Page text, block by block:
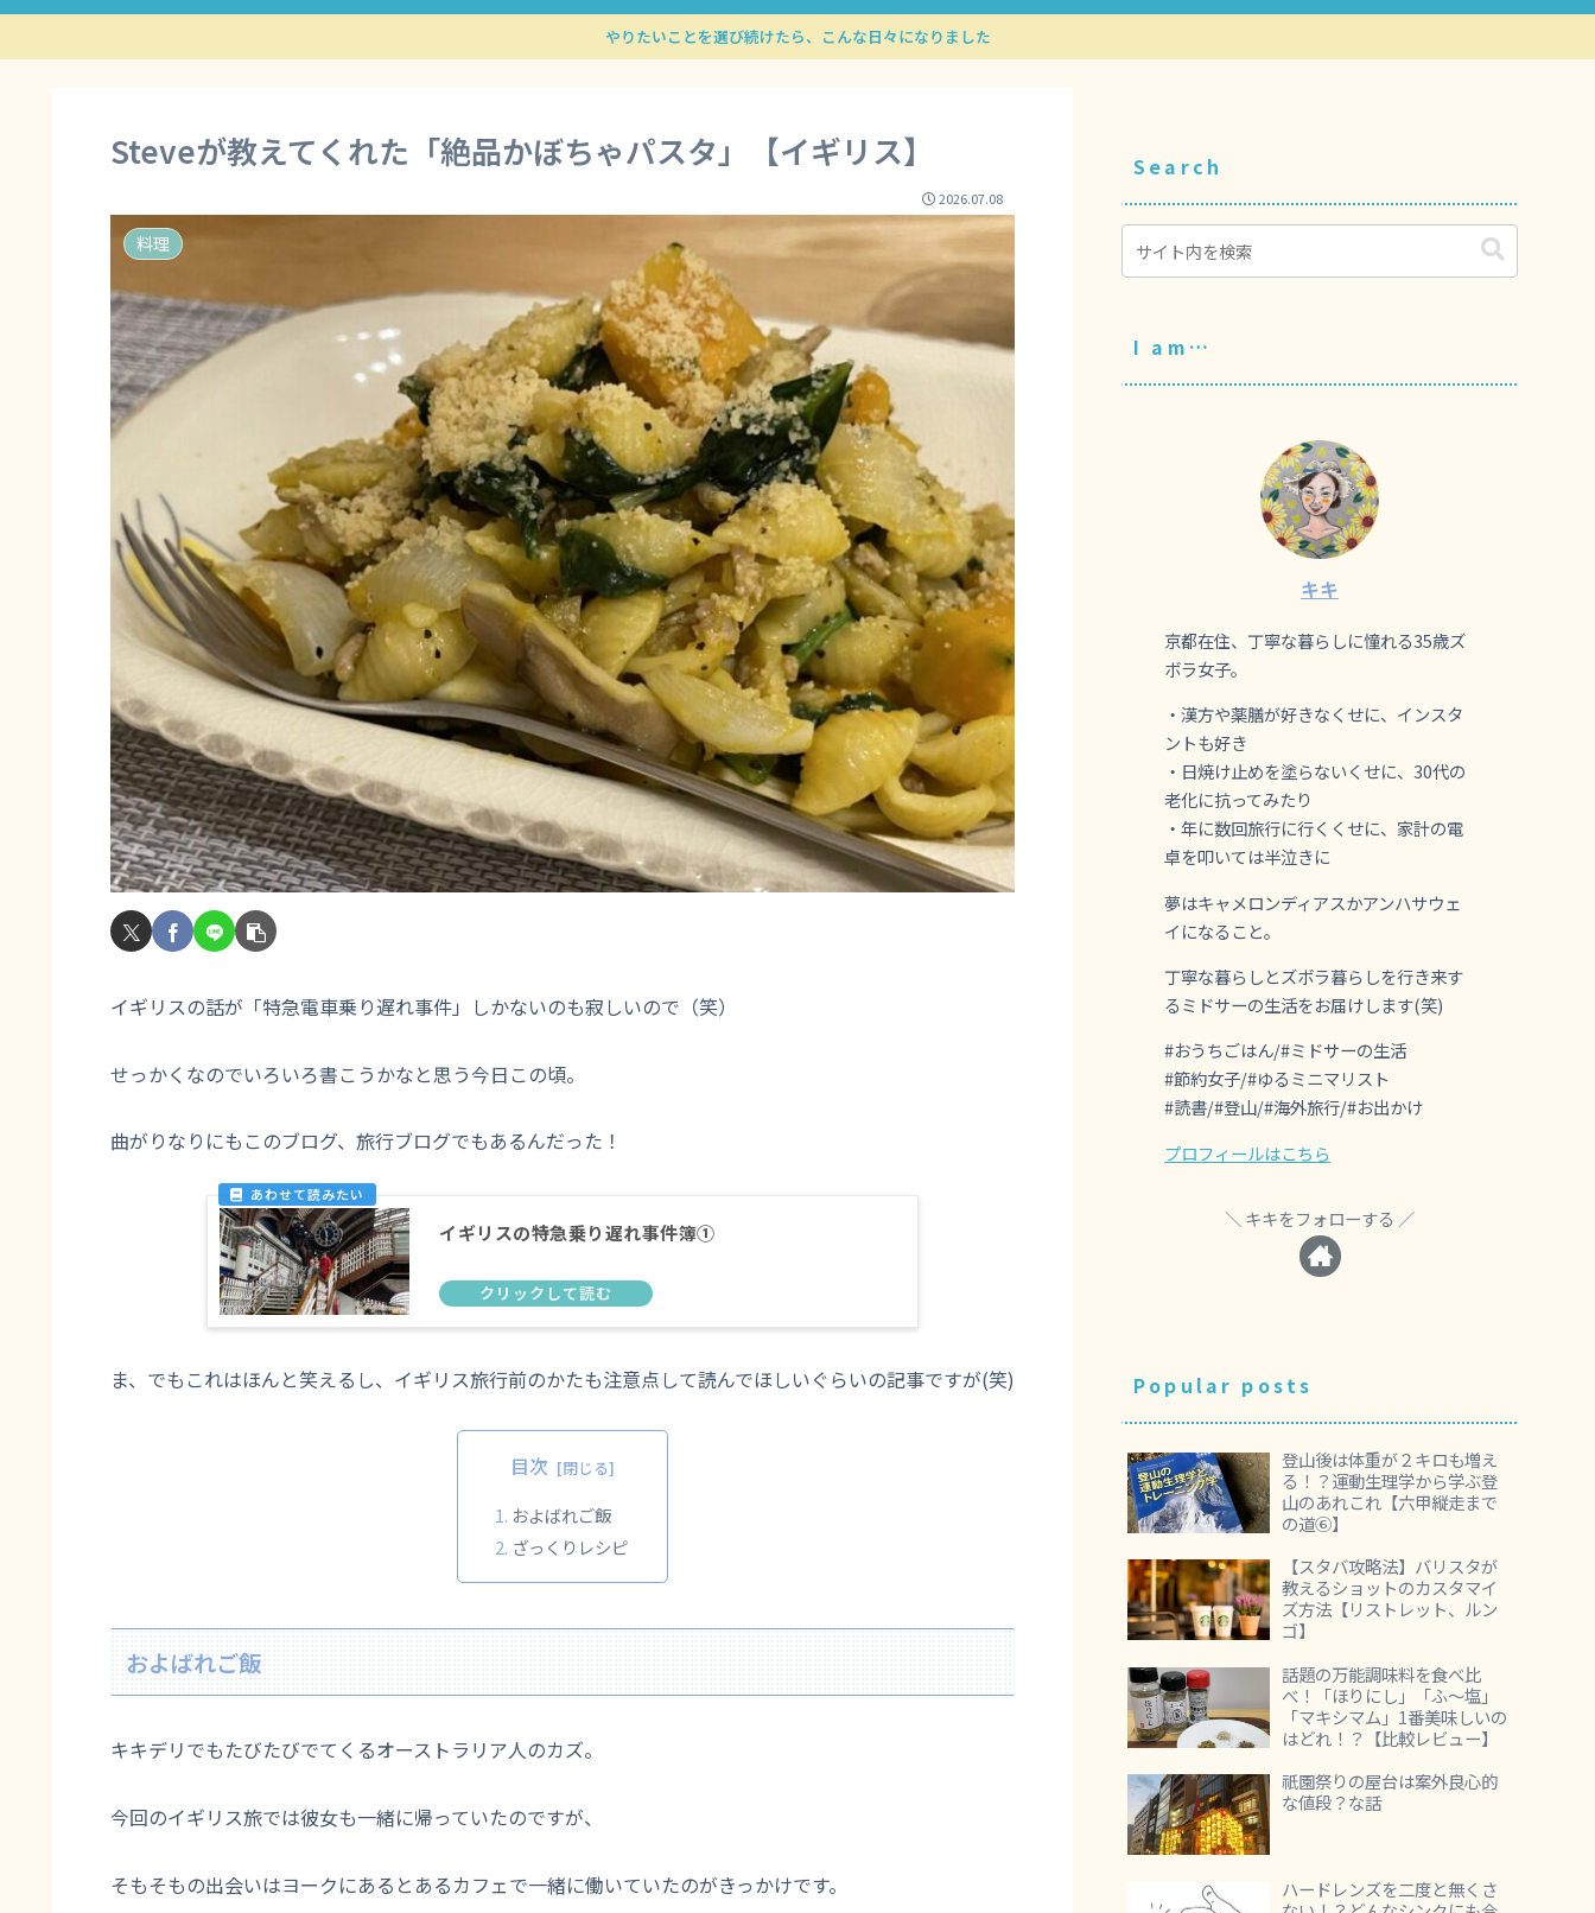
やりたいことを選び続けたら、こんな日々になりました
Steveが教えてくれた「絶品かぼちゃパスタ」【イギリス】
2026.07.08
料理
イギリスの話が「特急電車乗り遅れ事件」しかないのも寂しいので（笑）
せっかくなのでいろいろ書こうかなと思う今日この頃。
曲がりなりにもこのブログ、旅行ブログでもあるんだった！
イギリスの特急乗り遅れ事件簿①
ま、でもこれはほんと笑えるし、イギリス旅行前のかたも注意点して読んでほしいぐらいの記事ですが(笑)
目次
およばれご飯
ざっくりレシピ
およばれご飯
キキデリでもたびたびでてくるオーストラリア人のカズ。
今回のイギリス旅では彼女も一緒に帰っていたのですが、
そもそもの出会いはヨークにあるとあるカフェで一緒に働いていたのがきっかけです。
Search
I am…
キキ
京都在住、丁寧な暮らしに憧れる35歳ズ
ボラ女子。
・漢方や薬膳が好きなくせに、インスタ
ントも好き
・日焼け止めを塗らないくせに、30代の
老化に抗ってみたり
・年に数回旅行に行くくせに、家計の電
卓を叩いては半泣きに
夢はキャメロンディアスかアンハサウェ
イになること。
丁寧な暮らしとズボラ暮らしを行き来す
るミドサーの生活をお届けします(笑)
#おうちごはん/#ミドサーの生活
#節約女子/#ゆるミニマリスト
#読書/#登山/#海外旅行/#お出かけ
プロフィールはこちら
キキをフォローする
Popular posts
登山後は体重が２キロも増え
る！？運動生理学から学ぶ登
山のあれこれ【六甲縦走まで
の道⑥】
【スタバ攻略法】バリスタが
教えるショットのカスタマイ
ズ方法【リストレット、ルン
ゴ】
話題の万能調味料を食べ比
べ！「ほりにし」「ふ～塩」
「マキシマム」1番美味しいの
はどれ！？【比較レビュー】
祇園祭りの屋台は案外良心的
な値段？な話
ハードレンズを二度と無くさ